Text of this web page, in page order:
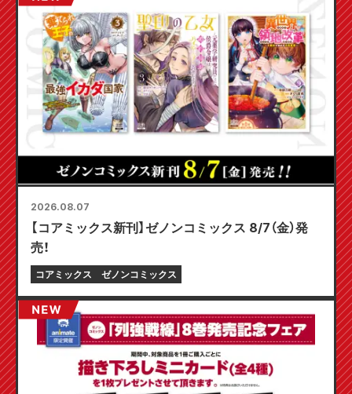
2026.08.07
【コアミックス新刊】ゼノンコミックス 8/7（金）発
売！
コアミックス ゼノンコミックス